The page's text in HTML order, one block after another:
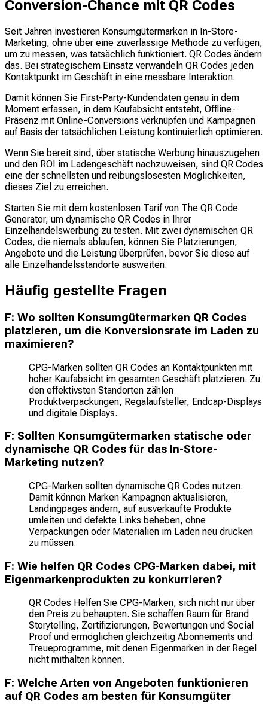
Conversion-Chance mit QR Codes
Seit Jahren investieren Konsumgütermarken in In-Store-
Marketing, ohne über eine zuverlässige Methode zu verfügen,
um zu messen, was tatsächlich funktioniert. QR Codes ändern
das. Bei strategischem Einsatz verwandeln QR Codes jeden
Kontaktpunkt im Geschäft in eine messbare Interaktion.
Damit können Sie First-Party-Kundendaten genau in dem
Moment erfassen, in dem Kaufabsicht entsteht, Offline-
Präsenz mit Online-Conversions verknüpfen und Kampagnen
auf Basis der tatsächlichen Leistung kontinuierlich optimieren.
Wenn Sie bereit sind, über statische Werbung hinauszugehen
und den ROI im Ladengeschäft nachzuweisen, sind QR Codes
eine der schnellsten und reibungslosesten Möglichkeiten,
dieses Ziel zu erreichen.
Starten Sie mit dem kostenlosen Tarif von The QR Code
Generator, um dynamische QR Codes in Ihrer
Einzelhandelswerbung zu testen. Mit zwei dynamischen QR
Codes, die niemals ablaufen, können Sie Platzierungen,
Angebote und die Leistung überprüfen, bevor Sie diese auf
alle Einzelhandelsstandorte ausweiten.
Häufig gestellte Fragen
F: Wo sollten Konsumgütermarken QR Codes
platzieren, um die Konversionsrate im Laden zu
maximieren?
CPG-Marken sollten QR Codes an Kontaktpunkten mit
hoher Kaufabsicht im gesamten Geschäft platzieren. Zu
den effektivsten Standorten zählen
Produktverpackungen, Regalaufsteller, Endcap-Displays
und digitale Displays.
F: Sollten Konsumgütermarken statische oder
dynamische QR Codes für das In-Store-
Marketing nutzen?
CPG-Marken sollten dynamische QR Codes nutzen.
Damit können Marken Kampagnen aktualisieren,
Landingpages ändern, auf ausverkaufte Produkte
umleiten und defekte Links beheben, ohne
Verpackungen oder Materialien im Laden neu drucken
zu müssen.
F: Wie helfen QR Codes CPG-Marken dabei, mit
Eigenmarkenprodukten zu konkurrieren?
QR Codes Helfen Sie CPG-Marken, sich nicht nur über
den Preis zu behaupten. Sie schaffen Raum für Brand
Storytelling, Zertifizierungen, Bewertungen und Social
Proof und ermöglichen gleichzeitig Abonnements und
Treueprogramme, mit denen Eigenmarken in der Regel
nicht mithalten können.
F: Welche Arten von Angeboten funktionieren
auf QR Codes am besten für Konsumgüter